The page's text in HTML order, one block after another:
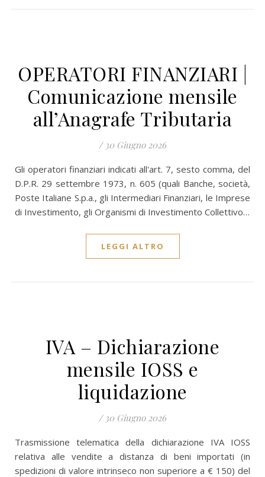
OPERATORI FINANZIARI |
Comunicazione mensile
all’Anagrafe Tributaria
/ 30 Giugno 2026
Gli operatori finanziari indicati all'art. 7, sesto comma, del
D.P.R. 29 settembre 1973, n. 605 (quali Banche, società,
Poste Italiane S.p.a., gli Intermediari Finanziari, le Imprese
di Investimento, gli Organismi di Investimento Collettivo…
LEGGI ALTRO
IVA – Dichiarazione
mensile IOSS e
liquidazione
/ 30 Giugno 2026
Trasmissione telematica della dichiarazione IVA IOSS
relativa alle vendite a distanza di beni importati (in
spedizioni di valore intrinseco non superiore a € 150) del